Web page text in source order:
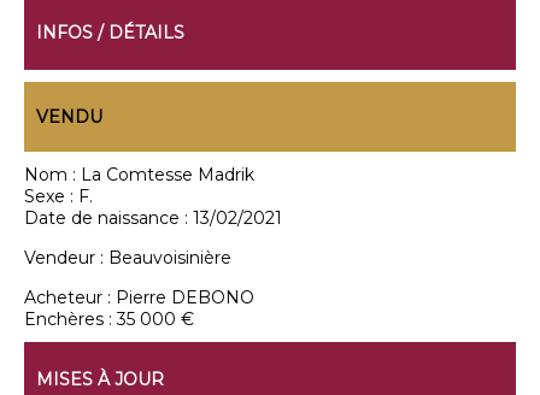
INFOS / DÉTAILS
VENDU
Nom : La Comtesse Madrik
Sexe : F.
Date de naissance : 13/02/2021
Vendeur : Beauvoisinière
Acheteur : Pierre DEBONO
Enchères :35 000 €
MISES À JOUR